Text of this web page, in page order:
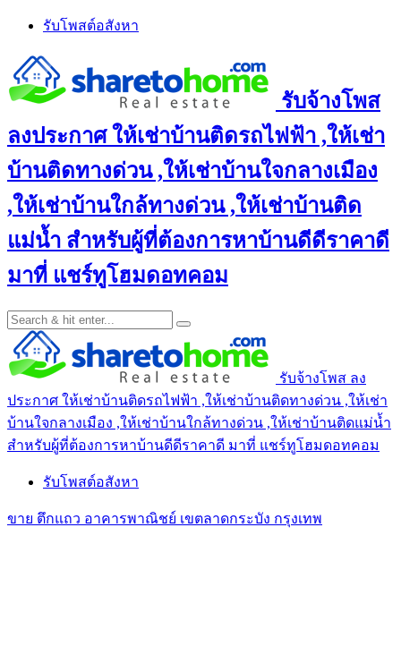
Skip
content
รับโพสต์อสังหา
รับจ้างโพส
ลงประกาศ ให้เช่าบ้านติดรถไฟฟ้า ,ให้เช่า
บ้านติดทางด่วน ,ให้เช่าบ้านใจกลางเมือง
,ให้เช่าบ้านใกล้ทางด่วน ,ให้เช่าบ้านติด
แม่น้ำ สำหรับผู้ที่ต้องการหาบ้านดีดีราคาดี
มาที่ แชร์ทูโฮมดอทคอม
รับจ้างโพส ลง
ประกาศ ให้เช่าบ้านติดรถไฟฟ้า ,ให้เช่าบ้านติดทางด่วน ,ให้เช่า
บ้านใจกลางเมือง ,ให้เช่าบ้านใกล้ทางด่วน ,ให้เช่าบ้านติดแม่น้ำ
สำหรับผู้ที่ต้องการหาบ้านดีดีราคาดี มาที่ แชร์ทูโฮมดอทคอม
รับโพสต์อสังหา
ขาย ตึกแถว อาคารพาณิชย์ เขตลาดกระบัง กรุงเทพ